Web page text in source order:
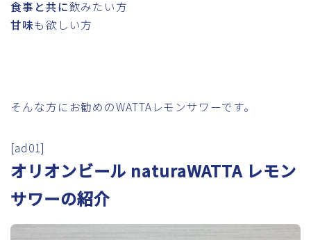
食事と共に飲みたい方
甘味も欲しい方
そんな方にお勧めのWATTAレモンサワーです。
[ad01]
オリオンビール naturaWATTA レモン
サワーの紹介